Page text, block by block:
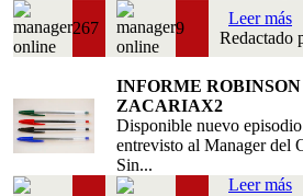
267 9
Leer más
Redactado
INFORME ROBINSON
ZACARIAX2
Disponible nuevo
entrevisto al Manager del
Sin...
Leer más